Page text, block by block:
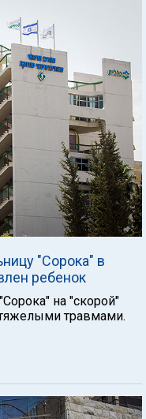
"Сорока" в
ребенок
на "скорой"
травмами.